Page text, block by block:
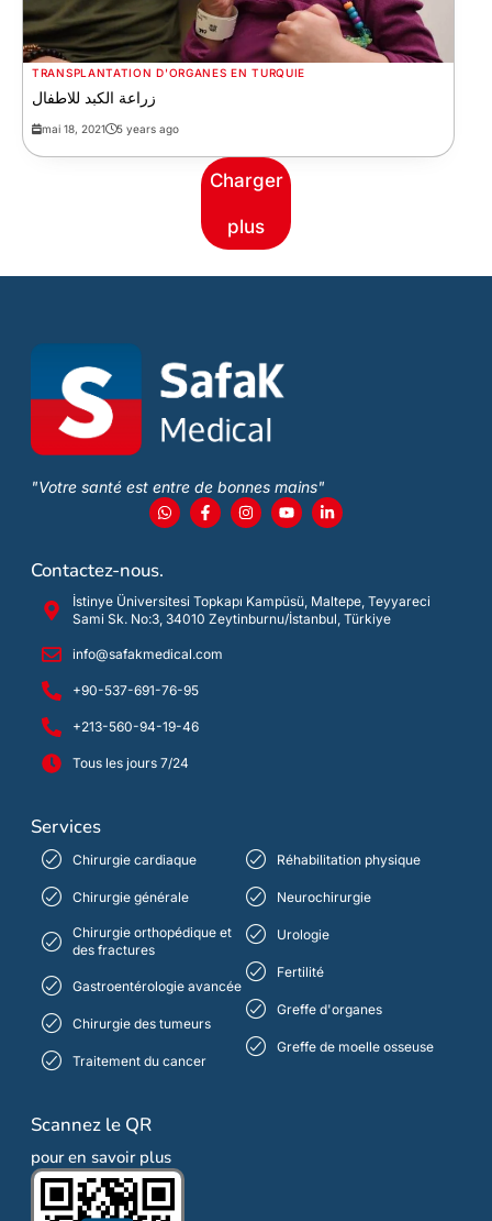
TRANSPLANTATION D'ORGANES EN TURQUIE
زراعة الكبد للاطفال
mai 18, 2021 5 years ago
Charger
plus
"Votre santé est entre de bonnes mains"
Contactez-nous.
İstinye Üniversitesi Topkapı Kampüsü, Maltepe, Teyyareci
Sami Sk. No:3, 34010 Zeytinburnu/İstanbul, Türkiye
info@safakmedical.com
+90-537-691-76-95
+213-560-94-19-46
Tous les jours 7/24
Services
Chirurgie cardiaque
Chirurgie générale
Chirurgie orthopédique et
des fractures
Gastroentérologie avancée
Chirurgie des tumeurs
Traitement du cancer
Réhabilitation physique
Neurochirurgie
Urologie
Fertilité
Greffe d'organes
Greffe de moelle osseuse
Scannez le QR
pour en savoir plus